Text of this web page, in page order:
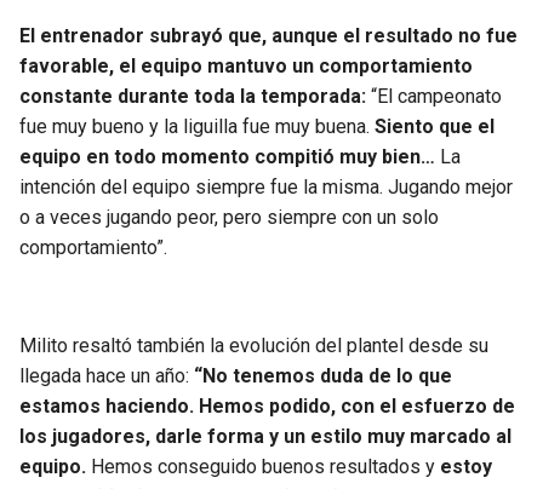
SAINTS
BUCCANEERS
El entrenador subrayó que, aunque el resultado no fue
favorable, el equipo mantuvo un comportamiento
constante durante toda la temporada: “El campeonato
fue muy bueno y la liguilla fue muy buena. Siento que el
equipo en todo momento compitió muy bien… La
intención del equipo siempre fue la misma. Jugando mejor
o a veces jugando peor, pero siempre con un solo
comportamiento”.
Milito resaltó también la evolución del plantel desde su
llegada hace un año: “No tenemos duda de lo que
estamos haciendo. Hemos podido, con el esfuerzo de
los jugadores, darle forma y un estilo muy marcado al
equipo. Hemos conseguido buenos resultados y estoy